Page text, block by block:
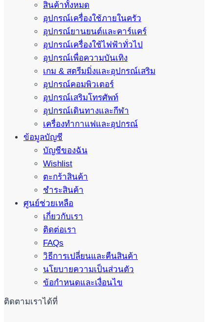
สินค้าทั้งหมด
อุปกรณ์เครื่องใช้ภายในครัว
อุปกรณ์ยานยนต์และคาร์แคร์
อุปกรณ์เครื่องใช้ไฟฟ้าทั่วไป
อุปกรณ์เพื่อความบันเทิง
เกม & สตรีมมิ่งและอุปกรณ์เสริม
อุปกรณ์คอมพิวเตอร์
อุปกรณ์เสริมโทรศัพท์
อุปกรณ์เดินทางและกีฬา
เครื่องทำกาแฟและอุปกรณ์
ข้อมูลบัญชี
บัญชีของฉัน
Wishlist
ตะกร้าสินค้า
ชำระสินค้า
ศูนย์ช่วยเหลือ
เกี่ยวกับเรา
ติดต่อเรา
FAQs
วิธีการเปลี่ยนและคืนสินค้า
นโยบายความเป็นส่วนตัว
ข้อกำหนดและเงื่อนไข
ติดตามเราได้ที่